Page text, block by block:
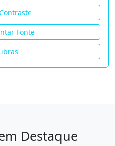
Fonte
Destaque